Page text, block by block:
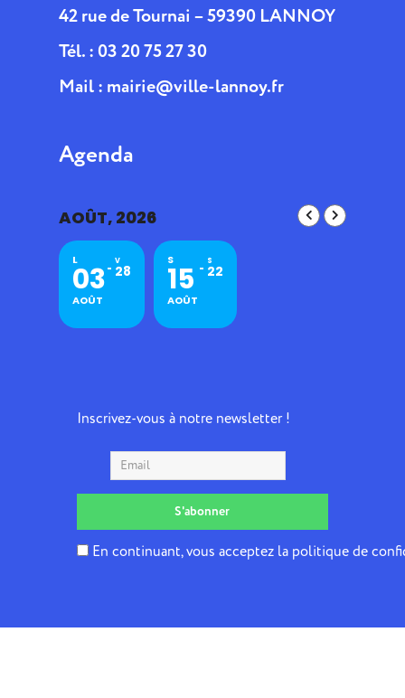
42 rue de Tournai – 59390 LANNOY
Tél. : 03 20 75 27 30
Mail : mairie@ville-lannoy.fr
Agenda
AOÛT, 2026
L
03
AOÛT
V
28
S
15
AOÛT
S
22
Inscrivez-vous à notre newsletter !
En continuant, vous acceptez la politique de